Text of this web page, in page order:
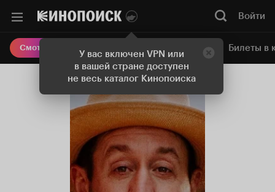
У вас включен VPN или
в вашей стране доступен
не весь каталог Кинопоиска
Войти
Смотреть кино Онлайн-кинотеатр Билеты в